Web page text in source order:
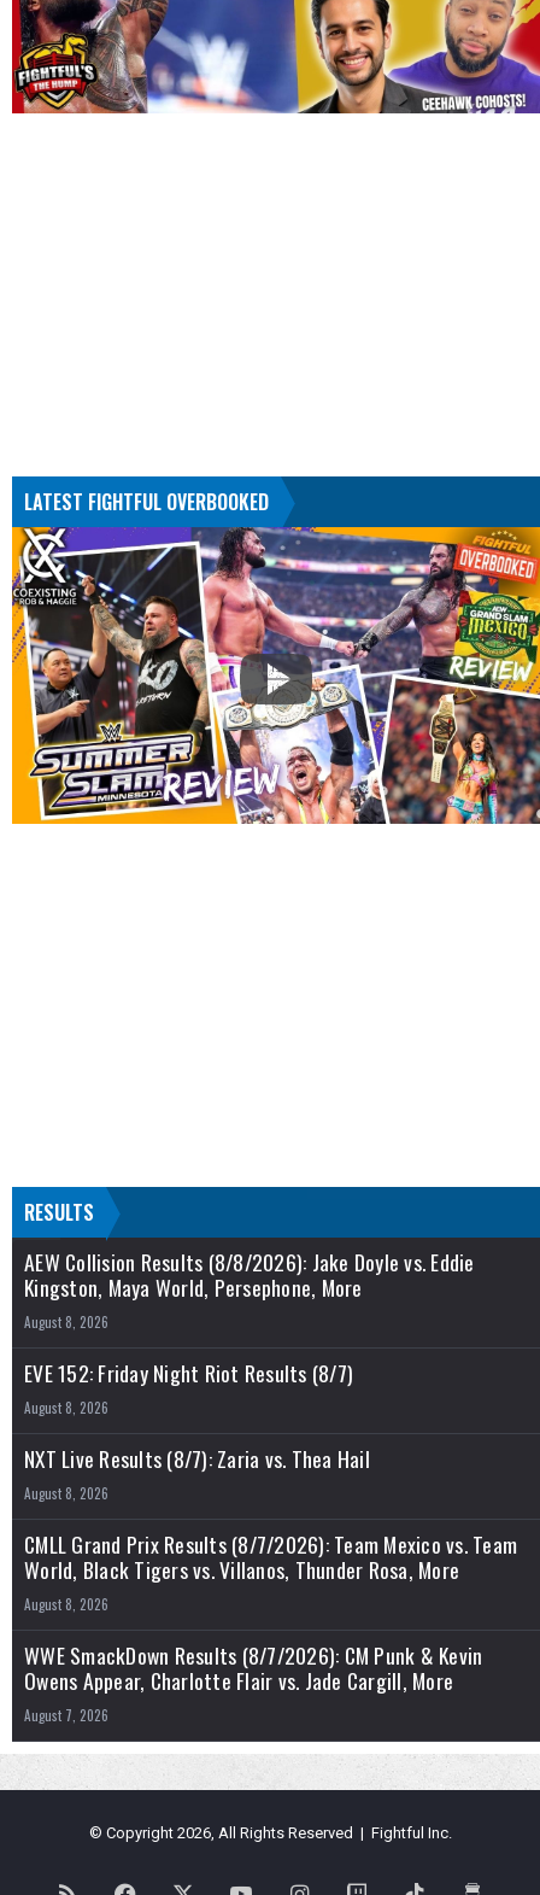
LATEST FIGHTFUL OVERBOOKED
RESULTS
AEW Collision Results (8/8/2026): Jake Doyle vs. Eddie
Kingston, Maya World, Persephone, More
August 8, 2026
EVE 152: Friday Night Riot Results (8/7)
August 8, 2026
NXT Live Results (8/7): Zaria vs. Thea Hail
August 8, 2026
CMLL Grand Prix Results (8/7/2026): Team Mexico vs. Team
World, Black Tigers vs. Villanos, Thunder Rosa, More
August 8, 2026
WWE SmackDown Results (8/7/2026): CM Punk & Kevin
Owens Appear, Charlotte Flair vs. Jade Cargill, More
August 7, 2026
© Copyright 2026, All Rights Reserved | Fightful Inc.